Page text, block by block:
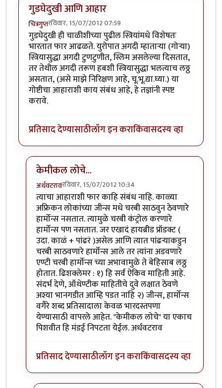
गुडघेदुखी आणि आहार
चित्रगुप्तरविवार, 15/07/2012 07:59
गुडघेदुखी ही चाळीशीच्या पुढील स्त्रियांमधे विशेषतः
भारतात फार आढळते. युरोपात अगदी म्हातार्‍या (गोर्‍या)
स्त्रियासुद्धा अगदी टुणटुणीत, स्लिम असलेल्या दिसतात,
तर तेथील अगदी तरूण हबशी स्त्रियासुद्धा भलत्याच लठ्ठ
असतात, (असे माझे निरिक्षण आहे, चू.भू.द्या.घ्या.) या
गोष्टीचा आहाराशी काय संबंध आहे, हे तज्ञांनी स्पष्ट
करावे.
प्रतिसाद देण्यासाठीलॉग इन कराकिंवासदस्य व्हा
केमीकल लोचे...
अर्धवटरावरविवार, 15/07/2012 10:34
In reply toगुडघेदुखी आणि आहारbyचित्रगुप्त
त्याचा आहाराशी फार काहि संबंध नाहि. काळ्या
अफ्रिकन लोकांच्या जीन्स मधे चरबी साठवुन ठेवणारे
हार्मोन्स नसतात. त्यामुळे चरबी कंट्रोल करणारे
हार्मोन्स पण नसतात. जर एखादं हायब्रीड प्रॉडक्ट (
उदा. काळं + पांढरं )असेल आणि त्यात पांढर्‍याकडुन
चरबी साठवणारे हार्मोन्स आले तर त्यांना अडवणारे
एण्टी चरबी हार्मोन्स च्या अभावामुळे ते बेहिसाब लठ्ठ
होतात. ढिशक्लेमर : १) हि सर्व ऐकिव माहिती आहे.
संदर्भ देणे, ऑथेण्टीक माहितीचे दुवे लक्षात ठेवणे
अश्या भानगडीत आम्हि पडत नाहि २) जीन्स, हार्मोन्स
वगैरे शब्द प्रतिसादाला केवळ भारदस्तपणा
येण्यासाठी वापरले आहेत. "केमीकल लोचे" या एकाच
पिशवीत हि मंडई निपटता येईल. अर्धवटराव
प्रतिसाद देण्यासाठीलॉग इन कराकिंवासदस्य व्हा